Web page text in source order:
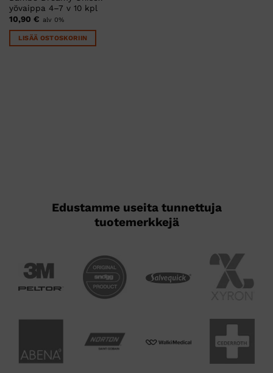
yövaippa 4–7 v 10 kpl
10,90 € alv 0%
LISÄÄ OSTOSKORIIN
Edustamme useita tunnettuja
tuotemerkkejä